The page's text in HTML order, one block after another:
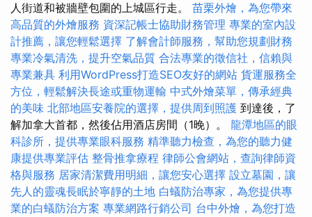
人街道和被牆壁包圍的上城區行走。 苗栗外燴，為您帶來
高品質的外燴服務 資深記帳士協助財務管理 專業的室內設
計推薦，讓您輕鬆選擇 了解會計師服務，幫助您規劃財務
專業冷氣清洗，提升空氣品質 合法專業的徵信社，信賴與
專業兼具 利用WordPress打造SEO友好的網站 貨運服務全
方位，輕鬆解決長途或重物運輸 中式外燴菜單，傳承經典
的美味 北部地區安養院的選擇，提供周到照護 到達後，了
解加拿大首都，然後佔用酒店房間（1晚）。 龍潭地區的眼
科診所，提供專業眼科服務 精準聽力檢查，為您的聽力健
康提供專業評估 整骨推拿療程 律師公會網站，查詢律師資
格與服務 居家清潔費用明細，讓您安心選擇 設立墓園，讓
先人的靈魂長眠於寧靜的土地 白蟻防治專家，為您提供專
業的白蟻防治方案 專業網路行銷公司 台中外燴，為您打造